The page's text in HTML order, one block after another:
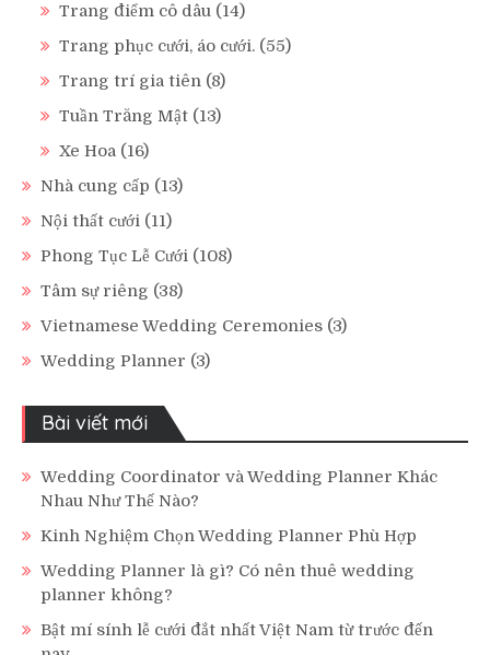
Trang điểm cô dâu (14)
Trang phục cưới, áo cưới. (55)
Trang trí gia tiên (8)
Tuần Trăng Mật (13)
Xe Hoa (16)
Nhà cung cấp (13)
Nội thất cưới (11)
Phong Tục Lễ Cưới (108)
Tâm sự riêng (38)
Vietnamese Wedding Ceremonies (3)
Wedding Planner (3)
Bài viết mới
Wedding Coordinator và Wedding Planner Khác
Nhau Như Thế Nào?
Kinh Nghiệm Chọn Wedding Planner Phù Hợp
Wedding Planner là gì? Có nên thuê wedding
planner không?
Bật mí sính lễ cưới đắt nhất Việt Nam từ trước đến